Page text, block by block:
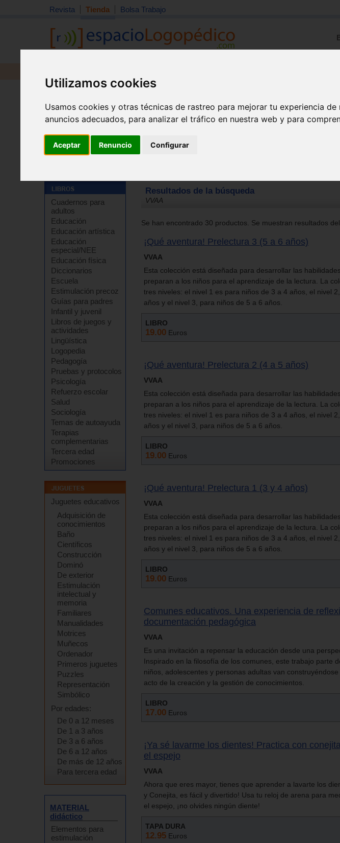
Utilizamos cookies
Usamos cookies y otras técnicas de rastreo para mejorar tu experiencia
anuncios adecuados, para analizar el tráfico en nuestra web y para
Aceptar Renuncio Configurar
Revista Tienda Bolsa Trabajo
Cuadernos para
adultos
Educación
Educación artística
Educación
especial/NEE
Educación física
Diccionarios
Escuela
Estimulación precoz
Guías para padres
Infantil y juvenil
Libros de juegos y
actividades
Lingüística
Logopedia
Pedagogía
Pruebas y protocolos
Psicología
Refuerzo escolar
Salud
Sociología
Temas de autoayuda
Terapias
complementarias
Tercera edad
Promociones
Juguetes educativos
Adquisición de
conocimientos
Baño
Científicos
Construcción
Dominó
De exterior
Estimulación
intelectual y
memoria
Familiares
Manualidades
Motrices
Muñecos
Ordenador
Primeros juguetes
Puzzles
Representación
Simbólico
Por edades:
De 0 a 12 meses
De 1 a 3 años
De 3 a 6 años
De 6 a 12 años
De más de 12 años
Para tercera edad
MATERIAL
didáctico
Elementos para
estimulación
Resultados de la búsqueda
VVAA
Se han encontrado 30 productos. Se muestran resultados del
¡Qué aventura! Prelectura 3 (5 a 6 años)
VVAA
Esta colección está diseñada para desarrollar las
preparan a los niños para el aprendizaje de la lectura. La
tres niveles: el nivel 1 es para niños de 3 a 4 años, el nivel
años y el nivel 3, para niños de 5 a 6 años.
LIBRO
19.00 Euros
¡Qué aventura! Prelectura 2 (4 a 5 años)
VVAA
Esta colección está diseñada para desarrollar las
preparan a los niños para el aprendizaje de la lectura. La
tres niveles: el nivel 1 es para niños de 3 a 4 años, el nivel
años y el nivel 3, para niños de 5 a 6 años.
LIBRO
19.00 Euros
¡Qué aventura! Prelectura 1 (3 y 4 años)
VVAA
Esta colección está diseñada para desarrollar las
preparan a los niños para el aprendizaje de la lectura. La
tres niveles: el nivel 1 es para niños de 3 a 4 años, el nivel
años y el nivel 3, para niños de 5 a 6 años.
LIBRO
19.00 Euros
Comunes educativos. Una experiencia de
documentación pedagógica
VVAA
Es una invitación a repensar la educación desde una
Inspirado en la filosofía de los comunes, este trabajo parte
niños, adolescentes y personas adultas van
acto de la creación y la gestión de conocimientos.
LIBRO
17.00 Euros
¡Ya sé lavarme los dientes! Practica con
el espejo
VVAA
Ahora que eres mayor, tienes que aprender a lavarte los
y Conejita, es fácil y divertido! Usa tu reloj de arena para
el espejo, ¡no olvides ningún diente!
TAPA DURA
12.95 Euros